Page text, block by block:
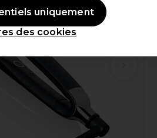
des cookies
uniquement